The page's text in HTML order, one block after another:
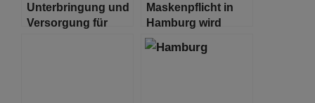
Unterbringung und
Versorgung für
Maskenpflicht in
Hamburg wird
ausgeweitet